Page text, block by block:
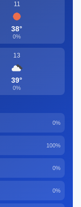
11
38°
0%
13
39°
0%
0%
100%
0%
0%